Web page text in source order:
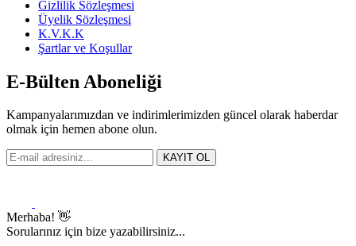
Gizlilik Sözleşmesi
Üyelik Sözleşmesi
K.V.K.K
Şartlar ve Koşullar
E-Bülten Aboneliği
Kampanyalarımızdan ve indirimlerimizden güncel olarak haberdar
olmak için hemen abone olun.
KAYIT OL
Merhaba! 👋
Sorularınız için bize yazabilirsiniz...